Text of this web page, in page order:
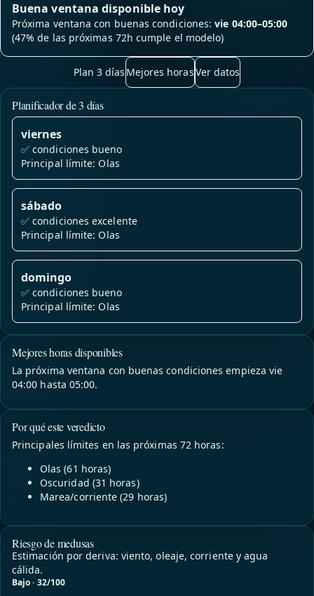
Buena ventana disponible hoy
Próxima ventana con buenas condiciones:vie 04:00–05:00
(47% de las próximas 72h cumple el modelo)
Plan 3 días Mejores horasVer datos
Planificador de 3 días
viernes
✅condiciones bueno
Principal límite: Olas
sábado
✅condiciones excelente
Principal límite: Olas
domingo
✅condiciones bueno
Principal límite: Olas
Mejores horas disponibles
La próxima ventana con buenas condiciones empieza vie
04:00 hasta 05:00.
Por qué este veredicto
Principales límites en las próximas 72 horas:
Olas (61 horas)
Oscuridad (31 horas)
Marea/corriente (29 horas)
Riesgo de medusas
Estimación por deriva: viento, oleaje, corriente y agua
cálida.
Bajo · 32/100